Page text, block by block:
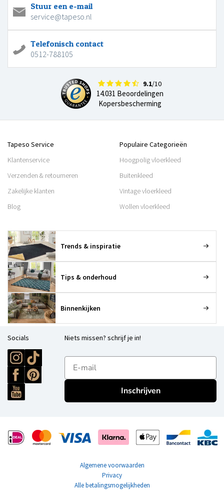
Stuur een e-mail
service@tapeso.nl
Telefonisch contact
0512-788105
9.1/10
14.031 Beoordelingen
Kopersbescherming
Tapeso Service
Klantenservice
Verzenden & retourneren
Zakelijke klanten
Blog
Populaire Categorieën
Hoogpolig vloerkleed
Buitenkleed
Vintage vloerkleed
Wollen vloerkleed
Trends & inspiratie
Tips & onderhoud
Binnenkijken
Socials Niets missen? schrijf je in!
E-mailadres
Inschrijven
Algemene voorwaarden
Privacy
Alle betalingsmogelijkheden